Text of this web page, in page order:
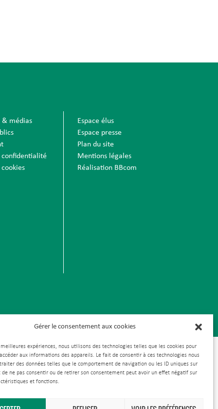
Gérer le consentement aux cookies
expériences, nous utilisons des technologies telles que les cookies pour
aux informations des appareils. Le fait de consentir à ces technologies nous
des données telles que le comportement de navigation ou les ID uniques sur
de ne pas consentir ou de retirer son consentement peut avoir un effet négatif sur
et fonctions.
& médias
confidentialité
Espace élus
Espace presse
Plan du site
Mentions légales
Réalisation BBcom